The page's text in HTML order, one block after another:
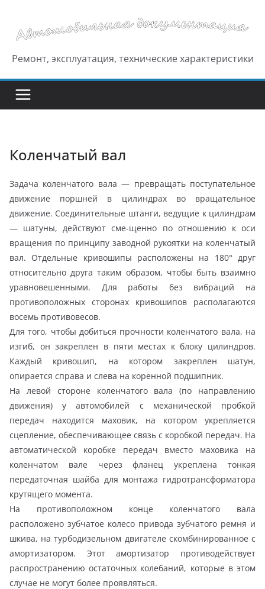
содержимому
Ремонт, эксплуатация, технические характеристики
Коленчатый вал
Задача коленчатого вала — превращать поступательное
движение поршней в цилиндрах во вращательное
движение. Соединительные штанги, ведущие к цилиндрам
— шатуны, действуют сме-щенно по отношению к оси
вращения по принципу заводной рукоятки на коленчатый
вал. Отдельные кривошипы расположены на 180° друг
относительно друга таким образом, чтобы быть взаимно
уравновешенными. Для работы без вибраций на
противоположных сторонах кривошипов располагаются
восемь противовесов.
Для того, чтобы добиться прочности коленчатого вала, на
изгиб, он закреплен в пяти местах к блоку цилиндров.
Каждый кривошип, на котором закреплен шатун,
опирается справа и слева на коренной подшипник.
На левой стороне коленчатого вала (по направлению
движения) у автомобилей с механической пробкой
передач находится маховик, на котором укрепляется
сцепление, обеспечивающее связь с коробкой передач. На
автоматической коробке передач вместо маховика на
коленчатом вале через фланец укреплена тонкая
передаточная шайба для монтажа гидротрансформатора
крутящего момента.
На противоположном конце коленчатого вала
расположено зубчатое колесо привода зубчатого ремня и
шкива, на турбодизельном двигателе скомбинированное с
амортизатором. Этот амортизатор противодействует
распространению остаточных колебаний, которые в этом
случае не могут более проявляться.